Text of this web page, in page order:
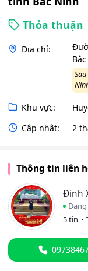
Thỏa thuận
Địa chỉ:
Khu vực:
Cập nhật:
2
Thông tin liên
Đinh
5 tin